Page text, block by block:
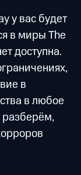
у вас будет
в миры The
доступна.
в
в любое